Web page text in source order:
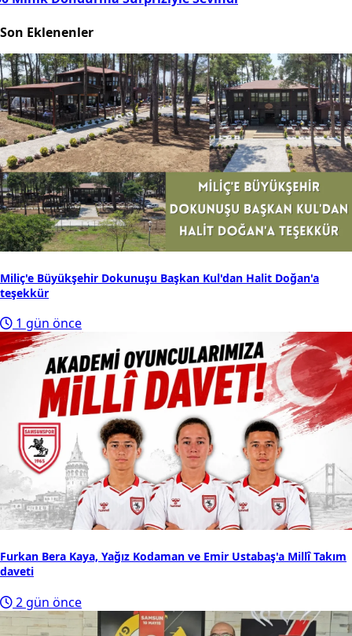
Son Eklenenler
Miliç'e Büyükşehir Dokunuşu Başkan Kul'dan Halit Doğan'a
teşekkür
1 gün önce
Furkan Bera Kaya, Yağız Kodaman ve Emir Ustabaş'a Millî Takım
daveti
2 gün önce